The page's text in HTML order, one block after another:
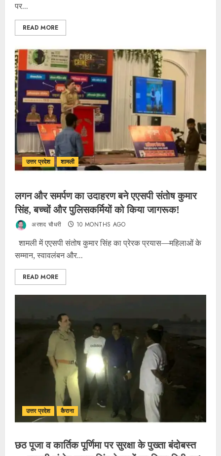
पर...
READ MORE
उत्तर प्रदेश शामली
लगन और समर्पण का उदाहरण बने एएसपी संतोष कुमार
सिंह, बच्चों और पुलिसकर्मियों को किया जागरूक!
अरशद चौधरी 10 MONTHS AGO
शामली में एएसपी संतोष कुमार सिंह का प्रेरक प्रयास—महिलाओं के
सम्मान, स्वावलंबन और...
READ MORE
उत्तर प्रदेश कैराना
छठ पूजा व कार्तिक पूर्णिमा पर सुरक्षा के पुख्ता बंदोबस्त